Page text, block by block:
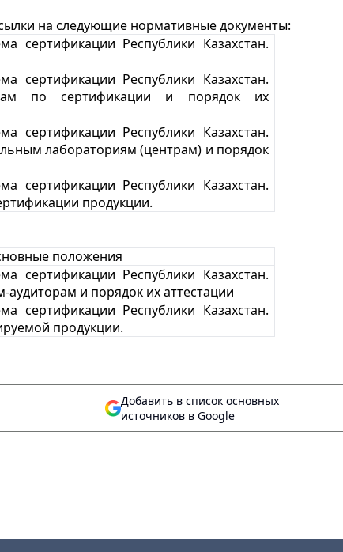
на следующие нормативные документы:
сертификации Республики Казахстан.
сертификации Республики Казахстан.
по сертификации и порядок их
сертификации Республики Казахстан.
лабораториям (центрам) и порядок
сертификации Республики Казахстан.
продукции.
положения
сертификации Республики Казахстан.
аудиторам и порядок их аттестации
сертификации Республики Казахстан.
продукции.
Добавить в список основных
источников в Google